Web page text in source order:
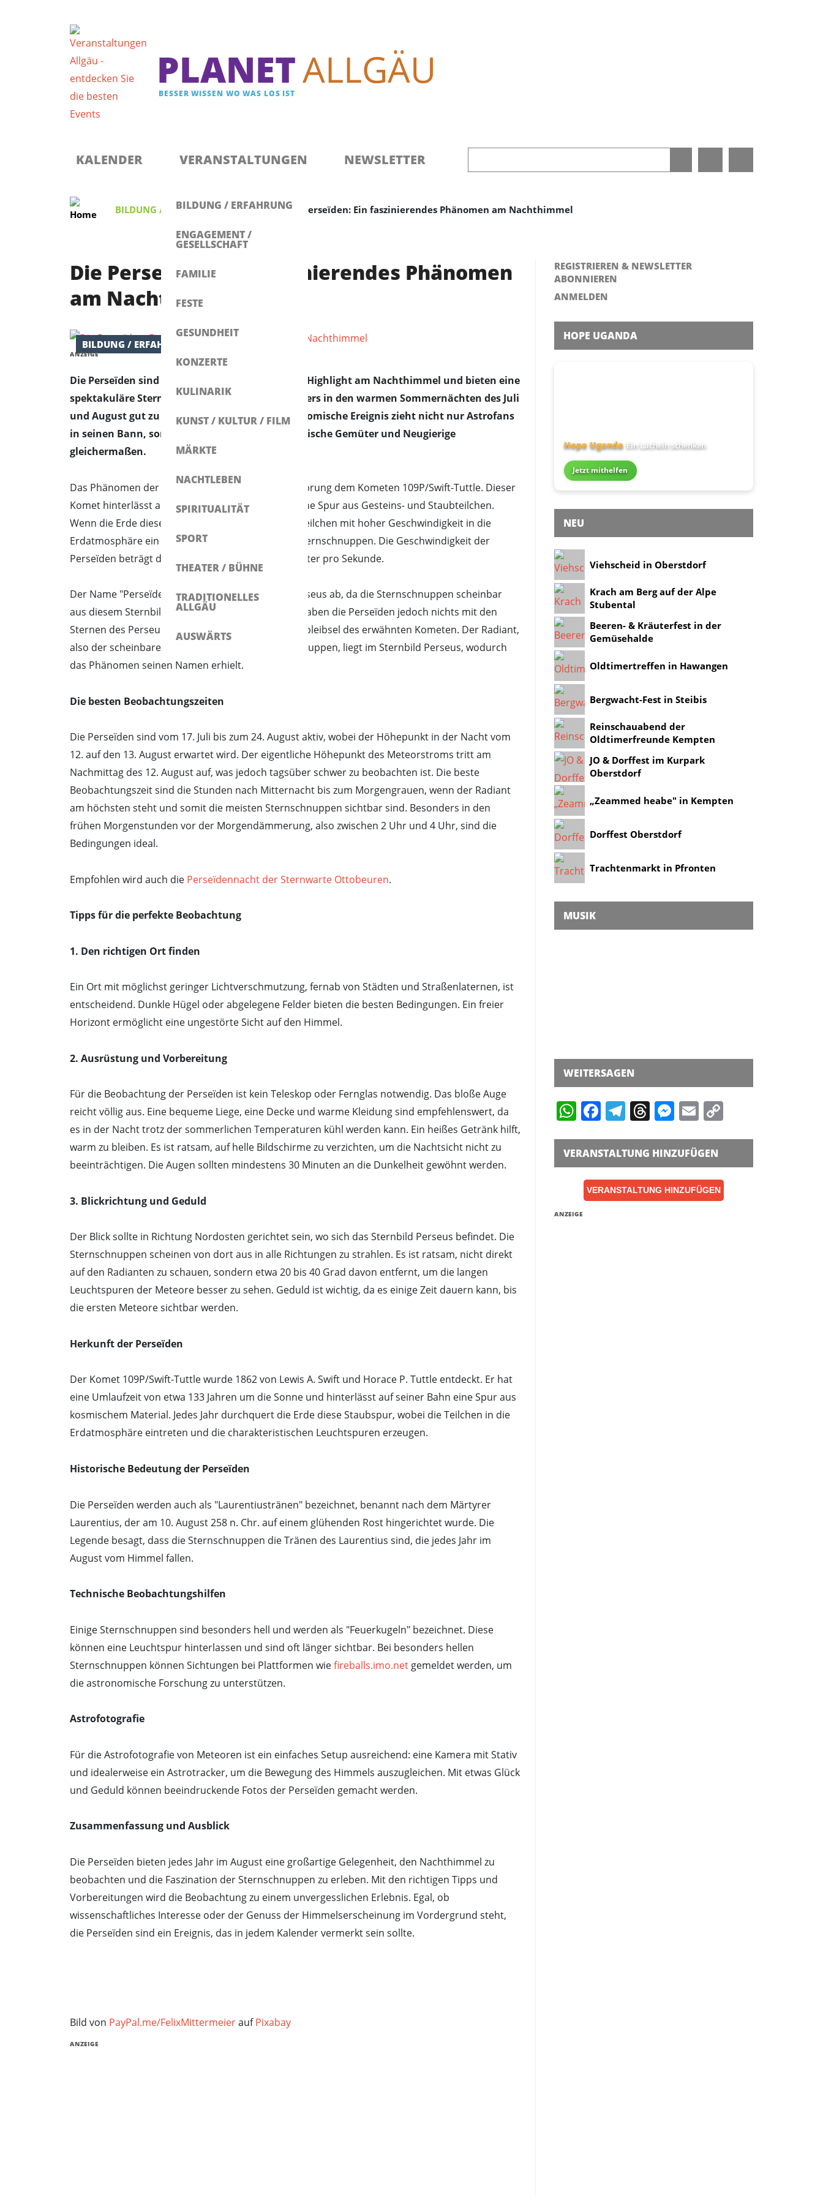
PLANETALLGÄU
BESSER WISSEN WO WAS LOS IST
KALENDER VERANSTALTUNGEN
BILDUNG / ERFAHRUNG
ENGAGEMENT /
GESELLSCHAFT
FAMILIE
FESTE
GESUNDHEIT
KONZERTE
KULINARIK
KUNST / KULTUR / FILM
MÄRKTE
NACHTLEBEN
SPIRITUALITÄT
SPORT
THEATER / BÜHNE
TRADITIONELLES
ALLGÄU
AUSWÄRTS
NEWSLETTER
Registrieren & Newsletter abonnieren
Anmelden
BILDUNG / ERFAHRUNG ,FAMILIE Die Perseïden: Ein faszinierendes Phänomen am Nachthimmel
Die Perseïden: Ein faszinierendes Phänomen
am Nachthimmel
BILDUNG / ERFAHRUNG
ANZEIGE
Die Perseïden sind ein jährlich wiederkehrendes Highlight am Nachthimmel und bieten eine
spektakuläre Sternschnuppen-Show, die besonders in den warmen Sommernächten des Juli
und August gut zu beobachten ist. Dieses astronomische Ereignis zieht nicht nur Astrofans
in seinen Bann, sondern begeistert auch romantische Gemüter und Neugierige
gleichermaßen.
Das Phänomen der Perseïden verdankt seinen Ursprung dem Kometen 109P/Swift-Tuttle. Dieser
Komet hinterlässt auf seiner Bahn um die Sonne eine Spur aus Gesteins- und Staubteilchen.
Wenn die Erde diese Staubspur kreuzt, treten die Teilchen mit hoher Geschwindigkeit in die
Erdatmosphäre ein und erzeugen die sichtbaren Sternschnuppen. Die Geschwindigkeit der
Perseïden beträgt dabei beeindruckende 59 Kilometer pro Sekunde.
Der Name "Perseïden" leitet sich vom Sternbild Perseus ab, da die Sternschnuppen scheinbar
aus diesem Sternbild herausstrahlen. Tatsächlich haben die Perseïden jedoch nichts mit den
Sternen des Perseus zu tun, sondern sind ein Überbleibsel des erwähnten Kometen. Der Radiant,
also der scheinbare Ursprungspunkt der Sternschnuppen, liegt im Sternbild Perseus, wodurch
das Phänomen seinen Namen erhielt.
Die besten Beobachtungszeiten
Die Perseïden sind vom 17. Juli bis zum 24. August aktiv, wobei der Höhepunkt in der Nacht vom
12. auf den 13. August erwartet wird. Der eigentliche Höhepunkt des Meteorstroms tritt am
Nachmittag des 12. August auf, was jedoch tagsüber schwer zu beobachten ist. Die beste
Beobachtungszeit sind die Stunden nach Mitternacht bis zum Morgengrauen, wenn der Radiant
am höchsten steht und somit die meisten Sternschnuppen sichtbar sind. Besonders in den
frühen Morgenstunden vor der Morgendämmerung, also zwischen 2 Uhr und 4 Uhr, sind die
Bedingungen ideal.
Empfohlen wird auch die Perseïdennacht der Sternwarte Ottobeuren.
Tipps für die perfekte Beobachtung
1. Den richtigen Ort finden
Ein Ort mit möglichst geringer Lichtverschmutzung, fernab von Städten und Straßenlaternen, ist
entscheidend. Dunkle Hügel oder abgelegene Felder bieten die besten Bedingungen. Ein freier
Horizont ermöglicht eine ungestörte Sicht auf den Himmel.
2. Ausrüstung und Vorbereitung
Für die Beobachtung der Perseïden ist kein Teleskop oder Fernglas notwendig. Das bloße Auge
reicht völlig aus. Eine bequeme Liege, eine Decke und warme Kleidung sind empfehlenswert, da
es in der Nacht trotz der sommerlichen Temperaturen kühl werden kann. Ein heißes Getränk hilft,
warm zu bleiben. Es ist ratsam, auf helle Bildschirme zu verzichten, um die Nachtsicht nicht zu
beeinträchtigen. Die Augen sollten mindestens 30 Minuten an die Dunkelheit gewöhnt werden.
3. Blickrichtung und Geduld
Der Blick sollte in Richtung Nordosten gerichtet sein, wo sich das Sternbild Perseus befindet. Die
Sternschnuppen scheinen von dort aus in alle Richtungen zu strahlen. Es ist ratsam, nicht direkt
auf den Radianten zu schauen, sondern etwa 20 bis 40 Grad davon entfernt, um die langen
Leuchtspuren der Meteore besser zu sehen. Geduld ist wichtig, da es einige Zeit dauern kann, bis
die ersten Meteore sichtbar werden.
Herkunft der Perseïden
Der Komet 109P/Swift-Tuttle wurde 1862 von Lewis A. Swift und Horace P. Tuttle entdeckt. Er hat
eine Umlaufzeit von etwa 133 Jahren um die Sonne und hinterlässt auf seiner Bahn eine Spur aus
kosmischem Material. Jedes Jahr durchquert die Erde diese Staubspur, wobei die Teilchen in die
Erdatmosphäre eintreten und die charakteristischen Leuchtspuren erzeugen.
Historische Bedeutung der Perseïden
Die Perseïden werden auch als "Laurentiustränen" bezeichnet, benannt nach dem Märtyrer
Laurentius, der am 10. August 258 n. Chr. auf einem glühenden Rost hingerichtet wurde. Die
Legende besagt, dass die Sternschnuppen die Tränen des Laurentius sind, die jedes Jahr im
August vom Himmel fallen.
Technische Beobachtungshilfen
Einige Sternschnuppen sind besonders hell und werden als "Feuerkugeln" bezeichnet. Diese
können eine Leuchtspur hinterlassen und sind oft länger sichtbar. Bei besonders hellen
Sternschnuppen können Sichtungen bei Plattformen wiefireballs.imo.net gemeldet werden, um
die astronomische Forschung zu unterstützen.
Astrofotografie
Für die Astrofotografie von Meteoren ist ein einfaches Setup ausreichend: eine Kamera mit Stativ
und idealerweise ein Astrotracker, um die Bewegung des Himmels auszugleichen. Mit etwas Glück
und Geduld können beeindruckende Fotos der Perseïden gemacht werden.
Zusammenfassung und Ausblick
Die Perseïden bieten jedes Jahr im August eine großartige Gelegenheit, den Nachthimmel zu
beobachten und die Faszination der Sternschnuppen zu erleben. Mit den richtigen Tipps und
Vorbereitungen wird die Beobachtung zu einem unvergesslichen Erlebnis. Egal, ob
wissenschaftliches Interesse oder der Genuss der Himmelserscheinung im Vordergrund steht,
die Perseïden sind ein Ereignis, das in jedem Kalender vermerkt sein sollte.
Bild von PayPal.me/FelixMittermeieraufPixabay
ANZEIGE
REGISTRIEREN & NEWSLETTER
ABONNIEREN
ANMELDEN
HOPE UGANDA
Hope Uganda Ein Lächeln schenken
Jetzt mithelfen
NEU
Viehscheid in Oberstdorf
Krach am Berg auf der Alpe
Stubental
Beeren- & Kräuterfest in der
Gemüsehalde
Oldtimertreffen in Hawangen
Bergwacht-Fest in Steibis
Reinschauabend der
Oldtimerfreunde Kempten
JO & Dorffest im Kurpark
Oberstdorf
„Zeammed heabe" in Kempten
Dorffest Oberstdorf
Trachtenmarkt in Pfronten
MUSIK
WEITERSAGEN
WhatsApp
Facebook
Telegram
Threads
Messenger
Email
VERANSTALTUNG HINZUFÜGEN
VERANSTALTUNG HINZUFÜGEN
ANZEIGE